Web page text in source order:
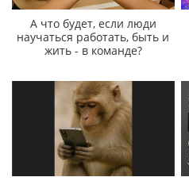
А что будет, если люди
научаться работать, быть и
жить - в команде?